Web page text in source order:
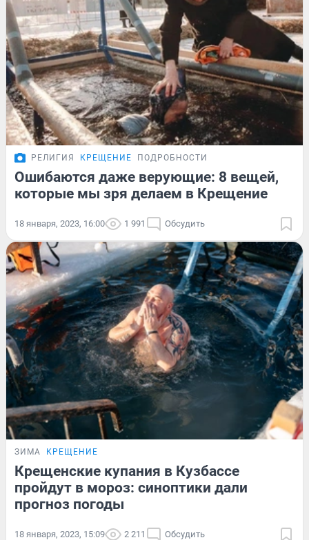
РЕЛИГИЯ КРЕЩЕНИЕ ПОДРОБНОСТИ
Ошибаются даже верующие: 8 вещей,
которые мы зря делаем в Крещение
18 января, 2023, 16:00 1 991 Обсудить
ЗИМА КРЕЩЕНИЕ
Крещенские купания в Кузбассе
пройдут в мороз: синоптики дали
прогноз погоды
18 января, 2023, 15:09 2 211 Обсудить